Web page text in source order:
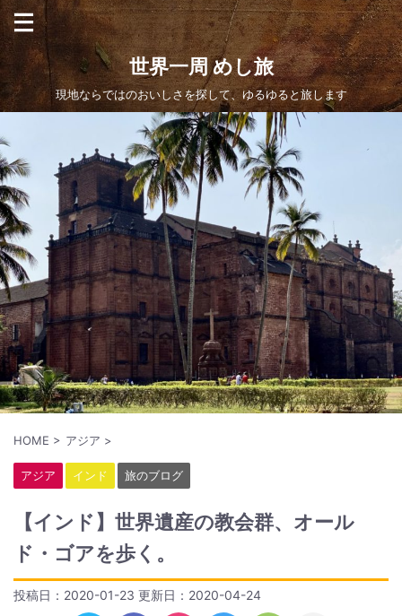
世界一周 めし旅
現地ならではのおいしさを探して、ゆるゆると旅します
HOME > アジア >
アジア インド 旅のブログ
【インド】世界遺産の教会群、オール
ド・ゴアを歩く。
投稿日：2020-01-23 更新日： 2020-04-24